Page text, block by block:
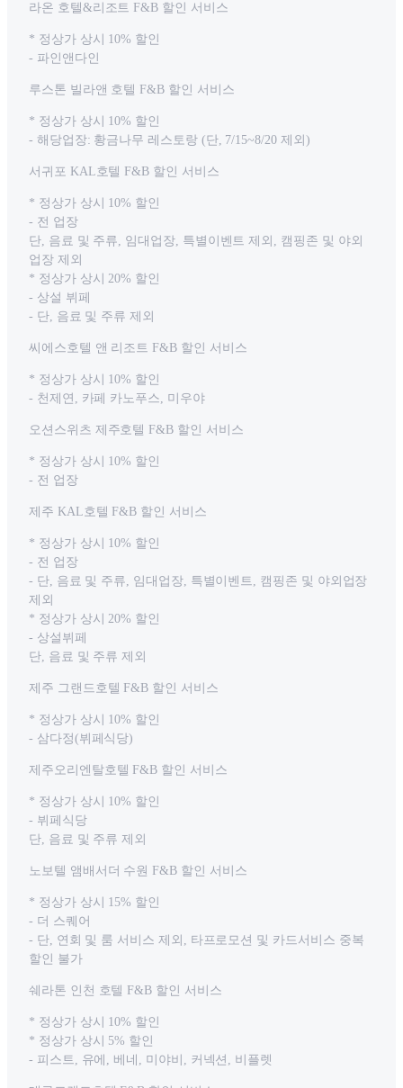
라온 호텔&리조트 F&B 할인 서비스
* 정상가 상시 10% 할인
- 파인앤다인
루스톤 빌라앤 호텔 F&B 할인 서비스
* 정상가 상시 10% 할인
- 해당업장: 황금나무 레스토랑 (단, 7/15~8/20 제외)
서귀포 KAL호텔 F&B 할인 서비스
* 정상가 상시 10% 할인
- 전 업장
단, 음료 및 주류, 임대업장, 특별이벤트 제외, 캠핑존 및 야외
업장 제외
* 정상가 상시 20% 할인
- 상설 뷔페
- 단, 음료 및 주류 제외
씨에스호텔 앤 리조트 F&B 할인 서비스
* 정상가 상시 10% 할인
- 천제연, 카페 카노푸스, 미우야
오션스위츠 제주호텔 F&B 할인 서비스
* 정상가 상시 10% 할인
- 전 업장
제주 KAL호텔 F&B 할인 서비스
* 정상가 상시 10% 할인
- 전 업장
- 단, 음료 및 주류, 임대업장, 특별이벤트, 캠핑존 및 야외업장
제외
* 정상가 상시 20% 할인
- 상설뷔페
단, 음료 및 주류 제외
제주 그랜드호텔 F&B 할인 서비스
* 정상가 상시 10% 할인
- 삼다정(뷔페식당)
제주오리엔탈호텔 F&B 할인 서비스
* 정상가 상시 10% 할인
- 뷔페식당
단, 음료 및 주류 제외
노보텔 앰배서더 수원 F&B 할인 서비스
* 정상가 상시 15% 할인
- 더 스퀘어
- 단, 연회 및 룸 서비스 제외, 타프로모션 및 카드서비스 중복
할인 불가
쉐라톤 인천 호텔 F&B 할인 서비스
* 정상가 상시 10% 할인
* 정상가 상시 5% 할인
- 피스트, 유에, 베네, 미야비, 커넥션, 비플렛